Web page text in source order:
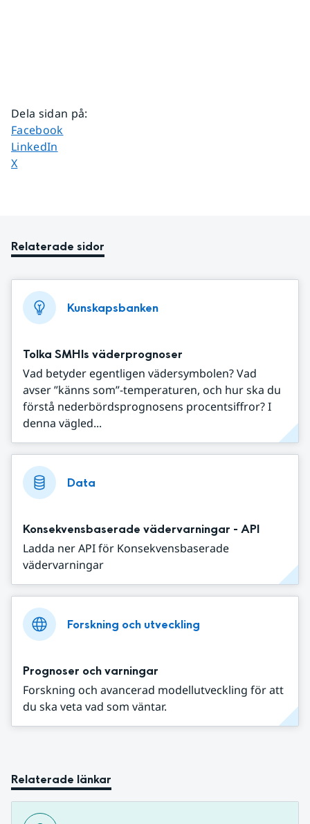
Dela sidan på:
Dela sidan på
Facebook
Dela sidan på
LinkedIn
Dela sidan på
X
Relaterade sidor
Kunskapsbanken
Tolka SMHIs väderprognoser
Vad betyder egentligen vädersymbolen? Vad
avser ”känns som”-temperaturen, och hur ska du
förstå nederbördsprognosens procentsiffror? I
denna vägled...
Data
Konsekvensbaserade vädervarningar - API
Ladda ner API för Konsekvensbaserade
vädervarningar
Forskning och utveckling
Prognoser och varningar
Forskning och avancerad modellutveckling för att
du ska veta vad som väntar.
Relaterade länkar